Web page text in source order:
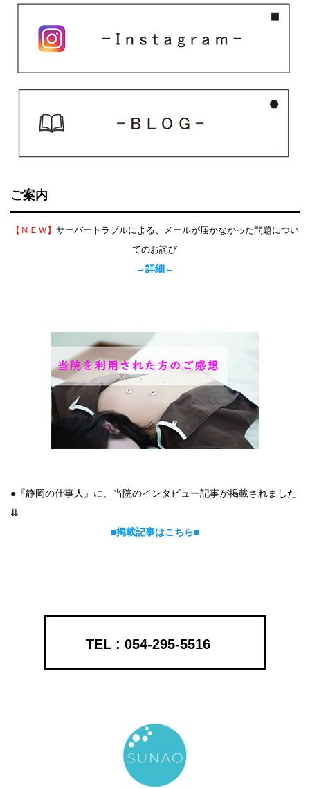
ご案内
【ＮＥＷ】 サーバートラブルによる、メールが届かなかった問題につい
てのお詫び
→詳細←
●『静岡の仕事人』に、当院のインタビュー記事が掲載されました
⇊
■掲載記事はこちら■
054-295-5516